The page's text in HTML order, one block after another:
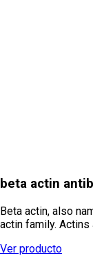
beta actin
Beta actin, also
actin family.
Ver producto